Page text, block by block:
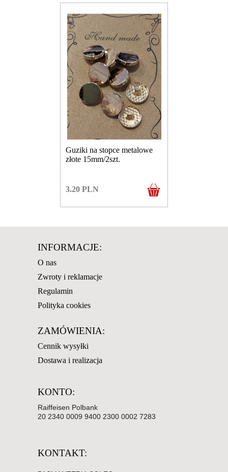
Guziki na stopce metalowe
złote 15mm/2szt.
3.20 PLN
INFORMACJE:
O nas
Zwroty i reklamacje
Regulamin
Polityka cookies
ZAMÓWIENIA:
Cennik wysyłki
Dostawa i realizacja
KONTO:
Raiffeisen Polbank
20 2340 0009 9400 2300 0002 7283
KONTAKT: